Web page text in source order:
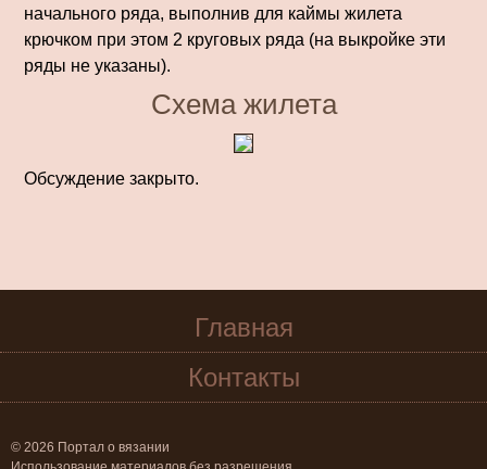
начального ряда, выполнив для каймы жилета
крючком при этом 2 кру­говых ряда (на выкройке эти
ряды не указаны).
Схема жилета
Обсуждение закрыто.
Главная
Контакты
© 2026 Портал о вязании